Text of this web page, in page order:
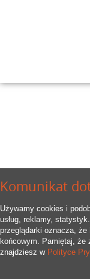
Komunikat
Używamy cookies i
usług, reklamy,
przeglądarki oznacza, że
końcowym. Pamiętaj, że
znajdziesz w Polityce